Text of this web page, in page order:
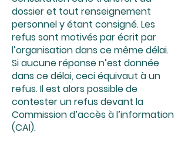
dossier et tout renseignement
personnel y étant consigné. Les
refus sont motivés par écrit par
l’organisation dans ce même délai.
Si aucune réponse n’est donnée
dans ce délai, ceci équivaut à un
refus. Il est alors possible de
contester un refus devant la
Commission d’accès à l’information
(CAI).